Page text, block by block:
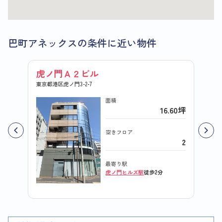
巴町アネックスの条件に近い物件
虎ノ門Ａ２ビル
東京都港区虎ノ門3-2-7
面積
16.60坪
空きフロア
2
最寄り駅
虎ノ門ヒルズ駅徒歩2分